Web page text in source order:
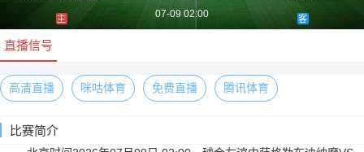
主 07-09 02:00 客
直播信号
高清直播 咪咕体育 免费直播 腾讯体育
比赛简介